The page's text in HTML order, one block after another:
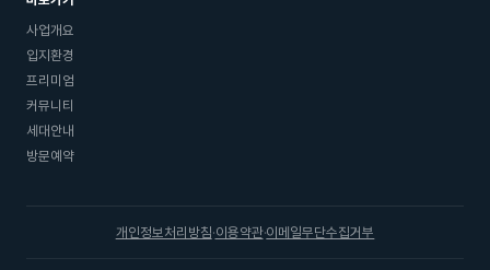
사업개요
입지환경
프리미엄
커뮤니티
세대안내
방문예약
개인정보처리방침·이용약관·이메일무단수집거부